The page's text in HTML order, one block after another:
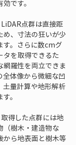
LiDAR点群は直接距
め、寸法の狂いが少
す。さらに数cmグ
タを取得できるた
網羅性を両立できま
体像から微細な凹
土量計算や地形解析
取得した点群には地
（樹木・建造物な
から地表面と樹木等